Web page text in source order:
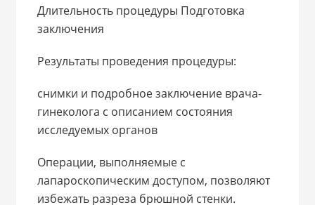
Длительность процедуры Подготовка
заключения
Результаты проведения процедуры:
снимки и подробное заключение врача-
гинеколога с описанием состояния
исследуемых органов
Операции, выполняемые с
лапароскопическим доступом, позволяют
избежать разреза брюшной стенки.